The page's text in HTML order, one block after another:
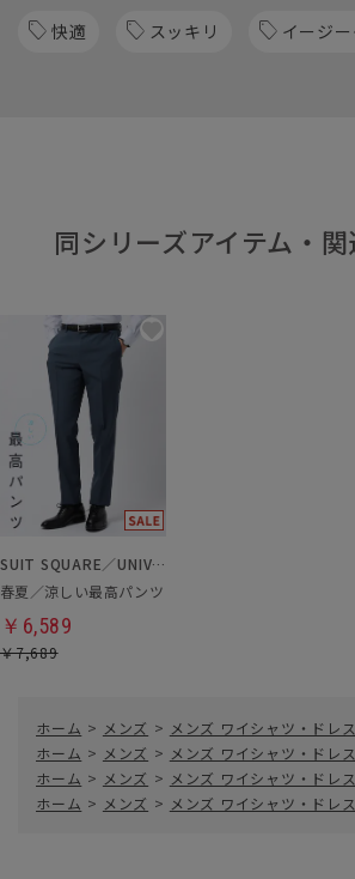
快適 スッキリ イージ
同シリーズアイテム・
SUIT SQUARE／UNIVERSAL LANGUAGE
春夏／涼しい最高パンツ
￥6,589
￥7,689
ホーム > メンズ > メンズ ワイシャツ・ドレ
ホーム > メンズ > メンズ ワイシャツ・ドレ
ホーム > メンズ > メンズ ワイシャツ・ドレ
ホーム > メンズ > メンズ ワイシャツ・ドレ